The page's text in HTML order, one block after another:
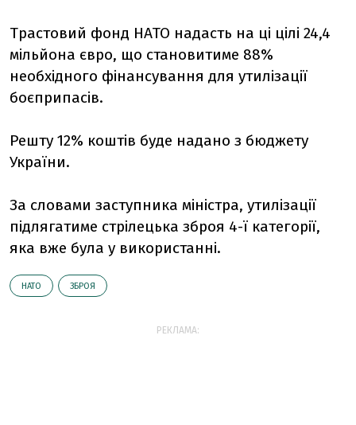
Трастовий фонд НАТО надасть на ці цілі 24,4
мільйона євро, що становитиме 88%
необхідного фінансування для утилізації
боєприпасів.
Решту 12% коштів буде надано з бюджету
України.
За словами заступника міністра, утилізації
підлягатиме стрілецька зброя 4-ї категорії,
яка вже була у використанні.
НАТО ЗБРОЯ
РЕКЛАМА: